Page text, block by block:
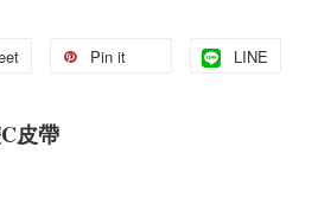
Pin it LINE
皮帶